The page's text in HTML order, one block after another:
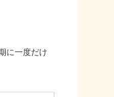
に一度だけ